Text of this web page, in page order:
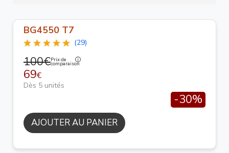
BG4550 T7
(29)
100€Prix de
comparaison
69€
Dès 5 unités
-30%
AJOUTER AU PANIER